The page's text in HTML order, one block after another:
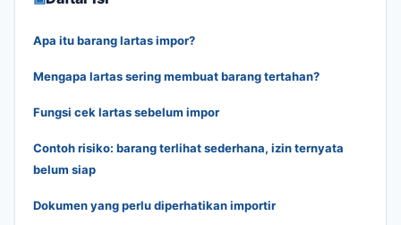
Apa itu barang lartas impor?
Mengapa lartas sering membuat barang tertahan?
Fungsi cek lartas sebelum impor
Contoh risiko: barang terlihat sederhana, izin ternyata
belum siap
Dokumen yang perlu diperhatikan importir